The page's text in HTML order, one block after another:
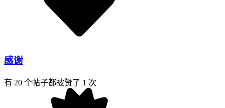
感谢
有 20 个帖子都被赞了 1 次